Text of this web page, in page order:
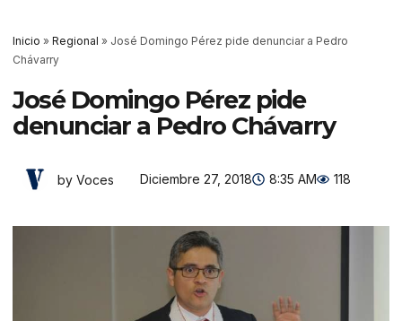
Inicio » Regional » José Domingo Pérez pide denunciar a Pedro
Chávarry
José Domingo Pérez pide
denunciar a Pedro Chávarry
by Voces Diciembre 27, 2018 8:35 AM 118